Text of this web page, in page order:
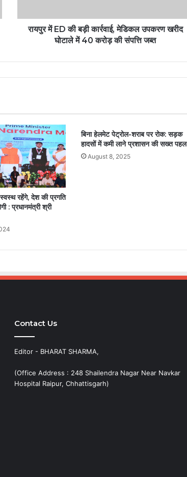
रायपुर में ED की बड़ी कार्रवाई, मेडिकल उपकरण खरीद
घोटाले में 40 करोड़ की संपत्ति जब्त
स्वस्थ रहेंगे, देश की प्रगति
: प्रधानमंत्री श्री
बिना हेलमेट पेट्रोल-शराब पर रोक: सड़क
हादसों में कमी लाने प्रशासन की सख्त पहल
August 8, 2025
Contact Us
Editor - BHARAT SHARMA,
(Office Address : 248 Shailendra Nagar Near Navkar
Hospital Raipur, Chhattisgarh)